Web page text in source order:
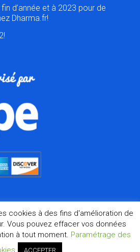
d’année et à 2023 pour de
Dharma.fr!
de l'Asie à Marseille depuis
1998
cookies à des fins d'amélioration de
Vous pouvez effacer vos données
à tout moment. Paramétrage des
ACCEPTER